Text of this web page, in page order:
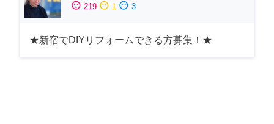
sentiment_satisfied 219 sentiment_neutral 1 sentiment_dissatisfied 3
★新宿でDIYリフォームできる方募集！★